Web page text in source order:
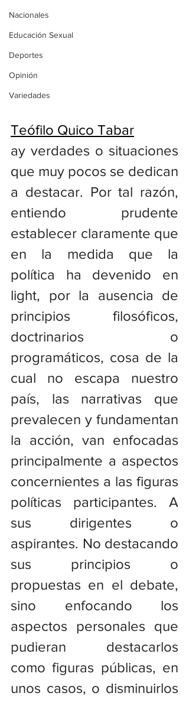
Nacionales
Educación Sexual
Deportes
Opinión
Variedades
Teófilo Quico Tabar
ay verdades o situaciones
que muy pocos se dedican
a destacar. Por tal razón,
entiendo prudente
establecer claramente que
en la medida que la
política ha devenido en
light, por la ausencia de
principios filosóficos,
doctrinarios o
programáticos, cosa de la
cual no escapa nuestro
país, las narrativas que
prevalecen y fundamentan
la acción, van enfocadas
principalmente a aspectos
concernientes a las figuras
políticas participantes. A
sus dirigentes o
aspirantes. No destacando
sus principios o
propuestas en el debate,
sino enfocando los
aspectos personales que
pudieran destacarlos
como figuras públicas, en
unos casos, o disminuirlos